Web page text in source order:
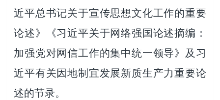
近平总书记关于宣传思想文化工作的重要
论述》《习近平关于网络强国论述摘编：
加强党对网信工作的集中统一领导》及习
近平有关因地制宜发展新质生产力重要论
述的节录。